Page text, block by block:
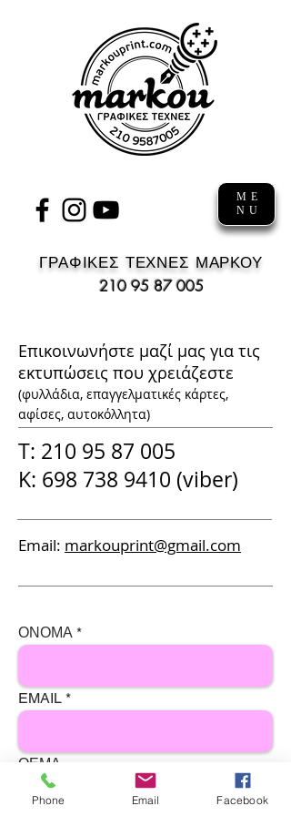
ΓΡΑΦΙΚΕΣ ΤΕΧΝΕΣ ΜΑΡΚΟΥ
210 95 87 005
ME
NU
Επικοινωνήστε μαζί μας για τις
εκτυπώσεις που χρειάζεστε
(φυλλάδια, επαγγελματικές κάρτες,
αφίσες, αυτοκόλλητα)
T: 210 95 87 005
K: 698 738 9410 (viber)
Εmail: markouprint@gmail.com
ΟΝΟΜΑ
EMAIL
ΘΕΜΑ
Phone Email Facebook